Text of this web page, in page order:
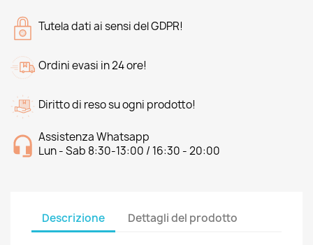
Tutela dati ai sensi del GDPR!
Ordini evasi in 24 ore!
Diritto di reso su ogni prodotto!
Assistenza Whatsapp
Lun - Sab 8:30-13:00 / 16:30 - 20:00
Descrizione Dettagli del prodotto